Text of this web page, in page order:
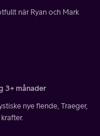
när Ryan och Mark
3+ månader
nye fiende, Traeger,